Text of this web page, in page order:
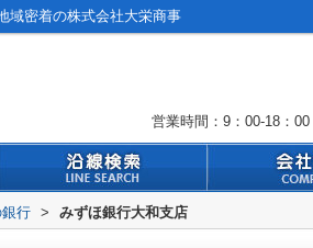
域密着の株式会社大栄商事
営業時間：9：00-18：00
行 > みずほ銀行大和支店